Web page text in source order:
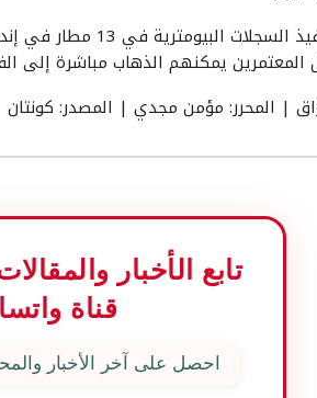
في قتٍ سابق تم
المعتمرين يمكنهم الذهاب مباشرة إلى
| المحرر: مؤمن مجدي | المصدر: كونتان
تابع الأخبار
قناة
احصل على آخر الأخبار